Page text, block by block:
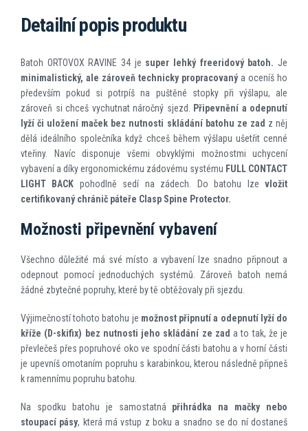
Detailní popis produktu
Batoh ORTOVOX RAVINE 34 je super lehký freeridový batoh. Je
minimalistický, ale zároveň technicky propracovanýa oceníš ho
především pokud si potrpíš na puštěné stopky při výšlapu, ale
zároveň si chceš vychutnat náročný sjezd. Připevnění a odepnutí
lyží či uložení maček bez nutnosti skládání batohu ze zad z něj
dělá ideálního společníka když chceš během výšlapu ušetřit cenné
vteřiny. Navíc disponuje všemi obvyklými možnostmi uchycení
vybavení a díky ergonomickému zádovému systému FULL CONTACT
LIGHT BACK pohodlně sedí na zádech. Do batohu lzevložit
certifikovaný chránič páteře Clasp Spine Protector.
Možnosti připevnění vybavení
Všechno důležité má své místo a vybavení lze snadno připnout a
odepnout pomocí jednoduchých systémů. Zároveň batoh nemá
žádné zbytečné popruhy, které by tě obtěžovaly při sjezdu.
Výjimečností tohoto batohu je možnost připnutí a odepnutí lyží do
kříže (D-skifix) bez nutnosti jeho skládání ze zad a to tak, že je
převlečeš přes popruhové oko ve spodní části batohu a v horní části
je upevníš omotaním popruhu s karabinkou, kterou následně připneš
k ramennímu popruhu batohu.
Na spodku batohu je samostatná přihrádka na mačky
nebo
stoupací pásy, která má vstup z boku a snadno se do ní dostaneš